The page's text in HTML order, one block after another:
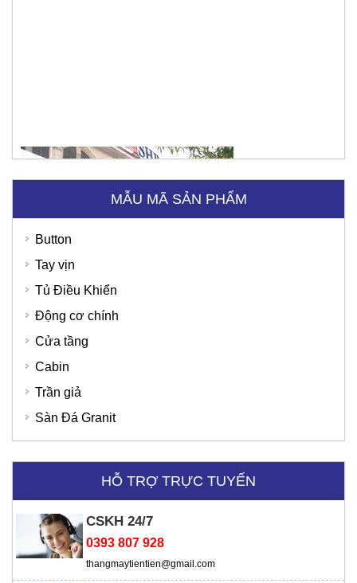
SD Global Việt Nam
Viện chiến lược
MẪU MÃ SẢN PHẨM
Button
Tay vịn
Tủ Điều Khiển
Động cơ chính
Cửa tầng
Cabin
Trần giả
Sàn Đá Granit
HỖ TRỢ TRỰC TUYẾN
CSKH 24/7
0393 807 928
thangmaytientien@gmail.com